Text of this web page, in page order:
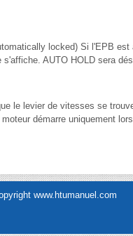
locked) Si l'EPB
AUTO HOLD sera
le levier de vitesses se
démarre uniquement
www.htumanuel.com